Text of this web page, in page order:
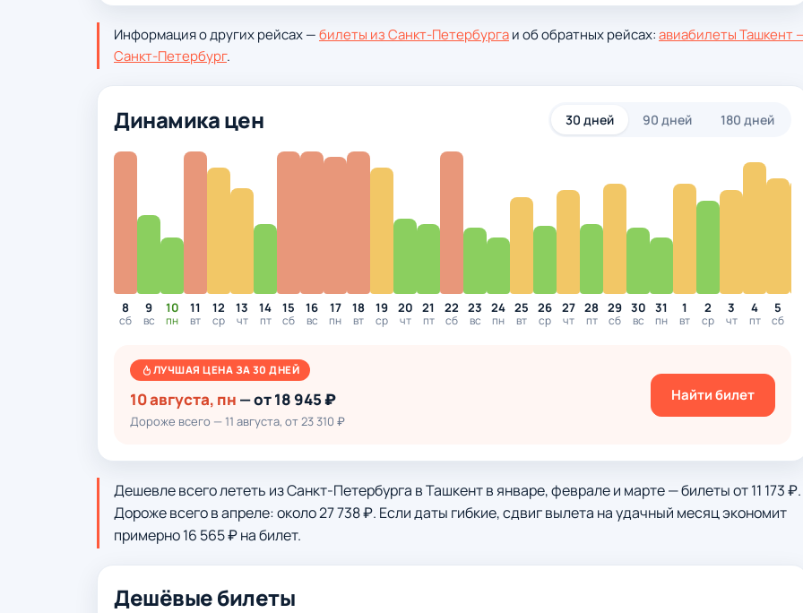
Информация о других рейсах —билеты из Санкт-Петербургаи об обратных рейсах:авиабилеты Ташкент
Санкт-Петербург.
Динамика цен 30 дней 90 дней 180 дней
8
сб
9
вс
10
пн
11
вт
12
ср
13
чт
14
пт
15
сб
16
вс
17
пн
18
вт
19
ср
20
чт
21
пт
22
сб
23
вс
24
пн
25
вт
26
ср
27
чт
28
пт
29
сб
30
вс
31
пн
1
вт
2
ср
3
чт
4
пт
5
сб
ЛУЧШАЯ ЦЕНА ЗА 30 ДНЕЙ
10 августа, пн — от 18 945 ₽
Дороже всего — 11 августа, от 23 310 ₽
Найти билет
Дешевле всего лететь из Санкт-Петербурга в Ташкент в январе, феврале и марте — билеты от 11 173 ₽.
Дороже всего в апреле: около 27 738 ₽. Если даты гибкие, сдвиг вылета на удачный месяц экономит
примерно 16 565 ₽ на билет.
Дешёвые билеты